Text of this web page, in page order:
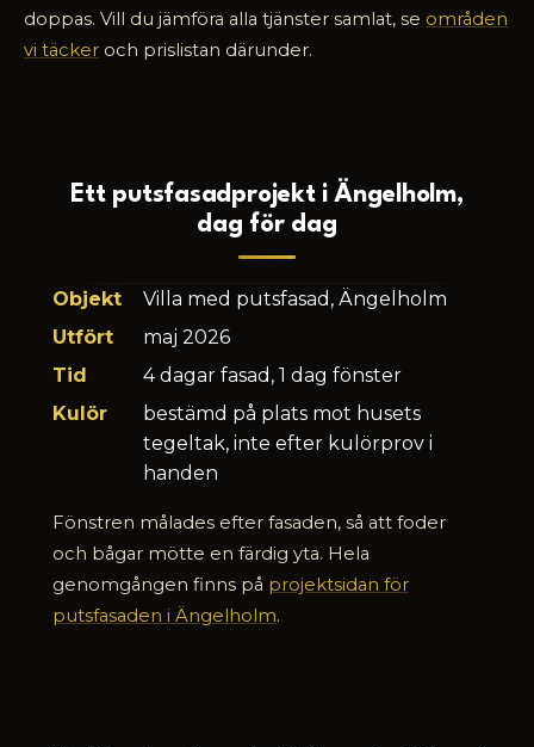
doppas. Vill du jämföra alla tjänster samlat, se områden
vi täcker och prislistan därunder.
Ett putsfasadprojekt i Ängelholm,
dag för dag
Objekt
Villa med putsfasad, Ängelholm
Utfört
maj 2026
Tid
4 dagar fasad, 1 dag fönster
Kulör
bestämd på plats mot husets
tegeltak, inte efter kulörprov i
handen
Fönstren målades efter fasaden, så att foder
och bågar mötte en färdig yta. Hela
genomgången finns på projektsidan för
putsfasaden i Ängelholm.